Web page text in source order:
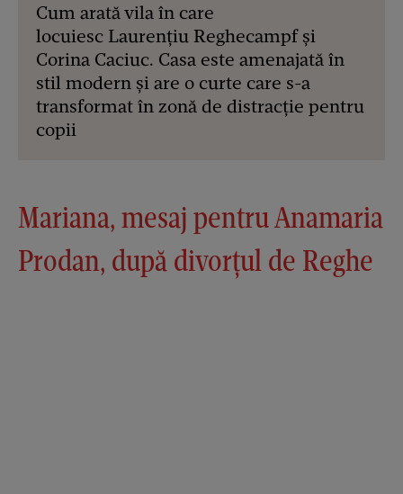
Cum arată vila în care
locuiesc Laurențiu Reghecampf și
Corina Caciuc. Casa este amenajată în
stil modern și are o curte care s-a
transformat în zonă de distracție pentru
copii
Mariana, mesaj pentru Anamaria
Prodan, după divorțul de Reghe